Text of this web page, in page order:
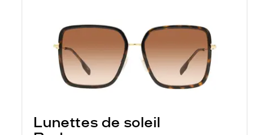
Lunettes de soleil